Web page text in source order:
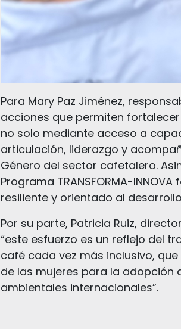
Para Mary Paz Jiménez,
acciones que permiten
no solo mediante acceso a
articulación, liderazgo y
Género del sector cafetalero.
Programa TRANSFORMA-
resiliente y orientado al
Por su parte, Patricia Ruiz,
“este esfuerzo es un reflejo del
café cada vez más inclusivo,
de las mujeres para la adopción
ambientales internacionales”.